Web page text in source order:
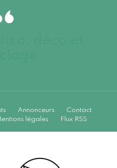
Annonceurs
Contact
légales Flux RSS